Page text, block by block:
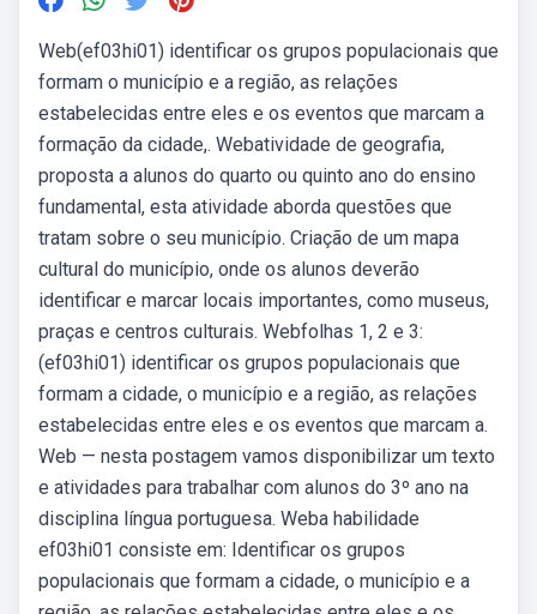
Web(ef03hi01) identificar os grupos populacionais que
formam o município e a região, as relações
estabelecidas entre eles e os eventos que marcam a
formação da cidade,. Webatividade de geografia,
proposta a alunos do quarto ou quinto ano do ensino
fundamental, esta atividade aborda questões que
tratam sobre o seu município. Criação de um mapa
cultural do município, onde os alunos deverão
identificar e marcar locais importantes, como museus,
praças e centros culturais. Webfolhas 1, 2 e 3:
(ef03hi01) identificar os grupos populacionais que
formam a cidade, o município e a região, as relações
estabelecidas entre eles e os eventos que marcam a.
Web — nesta postagem vamos disponibilizar um texto
e atividades para trabalhar com alunos do 3º ano na
disciplina língua portuguesa. Weba habilidade
ef03hi01 consiste em: Identificar os grupos
populacionais que formam a cidade, o município e a